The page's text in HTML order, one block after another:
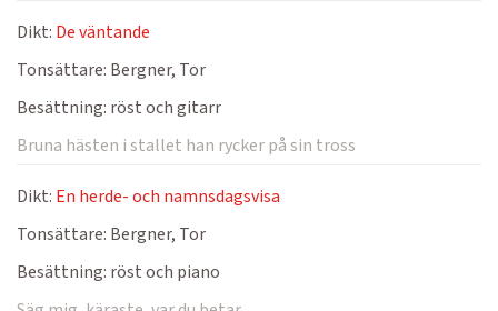
Dikt: De väntande
Tonsättare: Bergner, Tor
Besättning: röst och gitarr
Bruna hästen i stallet han rycker på sin tross
Dikt: En herde- och namnsdagsvisa
Tonsättare: Bergner, Tor
Besättning: röst och piano